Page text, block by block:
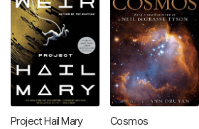
Project Hail Mary Cosmos